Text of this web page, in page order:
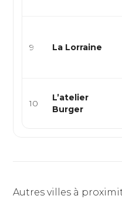
9 La Lorraine
10
L’atelier
Burger
Autres villes à